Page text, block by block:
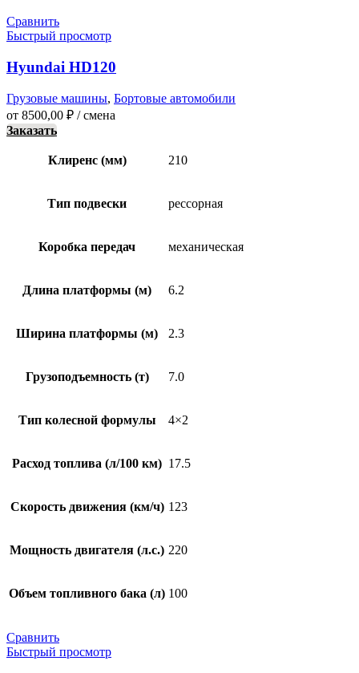
Сравнить
Быстрый просмотр
Hyundai HD120
Грузовые машины, Бортовые автомобили
от 8500,00 ₽ / смена
Заказать
Клиренс (мм) 210
Тип подвески рессорная
Коробка передач механическая
Длина платформы (м) 6.2
Ширина платформы (м) 2.3
Грузоподъемность (т) 7.0
Тип колесной формулы 4×2
Расход топлива (л/100 км) 17.5
Скорость движения (км/ч) 123
Мощность двигателя (л.с.) 220
Объем топливного бака (л) 100
Сравнить
Быстрый просмотр